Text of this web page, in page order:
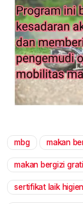
mbg makan
makan bergizi
sertifikat laik